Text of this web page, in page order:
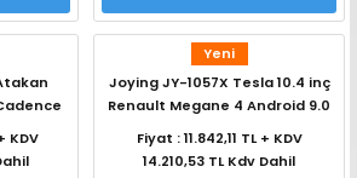
KDV
Yeni
Joying JY-1057X Tesla 10.4 inç
Renault Megane 4 Android 9.0
Fiyat : 11.842,11 TL + KDV
14.210,53 TL Kdv Dahil